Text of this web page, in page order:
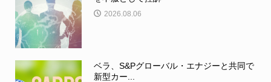
2026.08.06
ベラ、S&Pグローバル・エナジーと共同で
新型カー...